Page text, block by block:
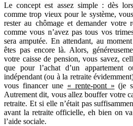
Le concept est assez simple : dès
comme trop vieux pour le système,
rester au chômage et demander votre
comme vous n’avez pas tous vos
sera amputée. En attendant, au
êtes pas encore là. Alors,
votre caisse de pension, vous savez,
que pour l’achat d’un appartement
indépendant (ou à la retraite
vous financer une « rente-pont » (je
Autrement dit, vous allez bouffer votre
retraite. Et si elle n’était pas
avant la retraite officielle, eh bien on
l’aide sociale.